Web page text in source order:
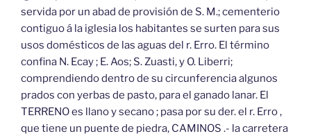
servida por un abad de provisión de S. M.; cementerio
contiguo á la iglesia los habitantes se surten para sus
usos domésticos de las aguas del r. Erro. El término
confina N. Ecay ; E. Aos; S. Zuasti, y O. Liberri;
comprendiendo dentro de su circunferencia algunos
prados con yerbas de pasto, para el ganado lanar. El
TERRENO es llano y secano ; pasa por su der. el r. Erro ,
que tiene un puente de piedra, CAMINOS .- la carretera